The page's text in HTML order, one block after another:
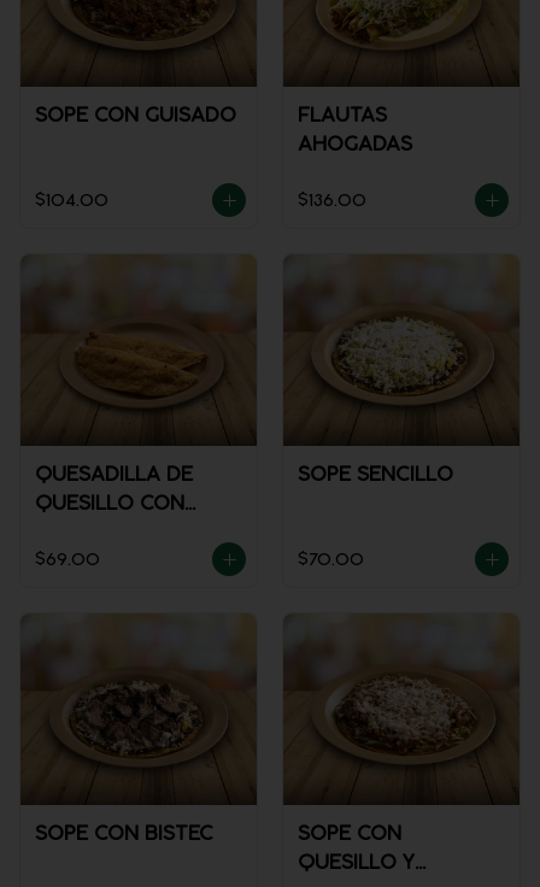
SOPE CON GUISADO
$104.00
FLAUTAS
AHOGADAS
$136.00
QUESADILLA DE
QUESILLO CON
$69.00
SOPE SENCILLO
$70.00
SOPE CON BISTEC
SOPE CON
QUESILLO Y